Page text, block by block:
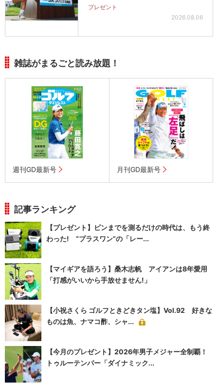
プレゼント
2026.08.06
雑誌がまるごと読み放題！
週刊GD最新号 月刊GD最新号
記事ランキング
【プレゼント】ピンまでを測るだけの時代は、もう終
わった! “プラスワン”の「レー...
【マイギアを語ろう】桑木志帆 アイアンは8年愛用
「打感がいいから手放せません!」
【小祝さくら ゴルフときどきタン塩】Vol.92 好きな
ものは魚、ナマコ酢、シャ...
【今月のプレゼント】2026年男子メジャー全制覇！
トゥルーテンパー「ダイナミック...